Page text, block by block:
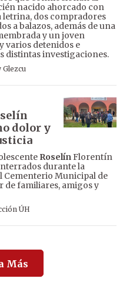
nacido ahorcado con
letrina, dos compradores
a balazos, además de una
y un joven
varios detenidos e
distintas investigaciones.
Glezcu
dolor y
RoselínFlorentín
durante la
Cementerio Municipal de
de familiares, amigos y
ÚH
Más